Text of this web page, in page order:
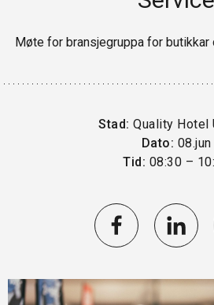
Møte for bransjegruppa for butikkar
Stad:Quality Hotel
Dato: 08.jun
Tid: 08:30 –